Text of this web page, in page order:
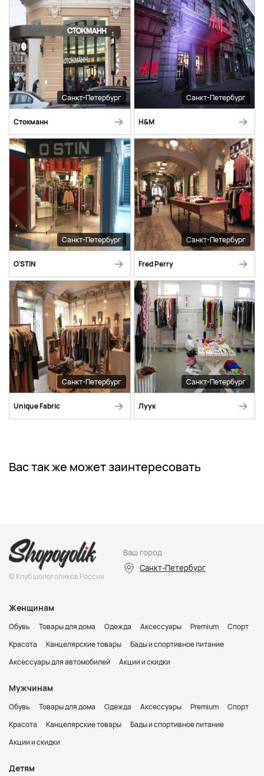
Санкт-Петербург
Стокманн
Санкт-Петербург
H&M
Санкт-Петербург
O'STIN
Санкт-Петербург
Fred Perry
Санкт-Петербург
Unique Fabric
Санкт-Петербург
Луук
Вас так же может заинтересовать
© Клуб шопоголиков России
Ваш город
Санкт-Петербург
Женщинам
Обувь Товары для дома Одежда Аксессуары Premium
Спорт
Красота
Канцелярские товары
Бады и спортивное питание
Аксессуары для автомобилей
Акции и скидки
Мужчинам
Обувь Товары для дома Одежда Аксессуары Premium
Спорт
Красота
Канцелярские товары
Бады и спортивное питание
Акции и скидки
Детям